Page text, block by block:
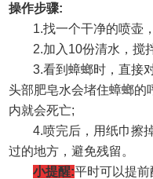
操作步骤:
1.找一个干净的喷壶
2.加入 10份清水，搅
3.看到蟑螂时，直接
头部肥皂水会堵住蟑螂的
内就会死亡;
4.喷完后，用纸巾擦
过的地方，避免残留。
小提醒:平时可以提